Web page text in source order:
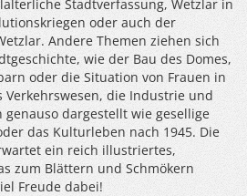
Stadtverfassung, Wetzlar in
oder auch der
Andere Themen ziehen sich
wie der Bau des Domes,
oder die Situation von Frauen in
Verkehrswesen, die Industrie und
dargestellt wie gesellige
das Kulturleben nach 1945. Die
ein reich illustriertes,
zum Blättern und Schmökern
Freude dabei!